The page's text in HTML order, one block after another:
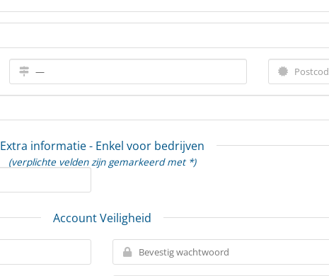
Extra informatie - Enkel voor bedrijven
(verplichte velden zijn gemarkeerd met *)
Account Veiligheid